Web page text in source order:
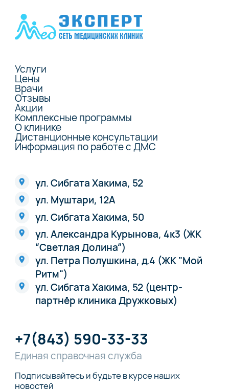
Услуги
Цены
Врачи
Отзывы
Акции
Комплексные программы
О клинике
Дистанционные консультации
Информация по работе с ДМС
ул. Сибгата Хакима, 52
ул. Муштари, 12А
ул. Сибгата Хакима, 50
ул. Александра Курынова, 4к3 (ЖК
“Светлая Долина“)
ул. Петра Полушкина, д.4 (ЖК "Мой
Ритм")
ул. Сибгата Хакима, 52 (центр-
партнёр клиника Дружковых)
+7(843) 590-33-33
Единая справочная служба
Подписывайтесь и будьте в курсе наших
новостей